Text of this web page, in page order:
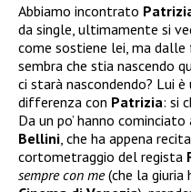
Abbiamo incontrato
da single, ultimamente si
come sostiene lei, ma
sembra che stia nascendo
ci starà nascondendo? Lui
differenza con Patrizia: si
Da un po’ hanno
Bellini , che ha appena
cortometraggio del regista
sempre con me(che la giuria